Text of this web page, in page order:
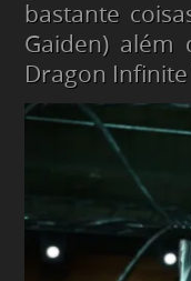
bastante
Gaiden)
Dragon